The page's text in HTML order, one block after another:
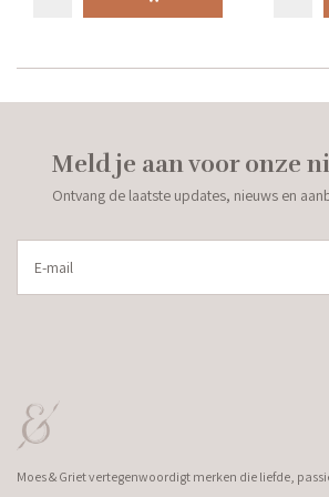
Meld je aan voor onze
Ontvang de laatste updates, nieuws en
Moes & Griet vertegenwoordigt merken die liefde,